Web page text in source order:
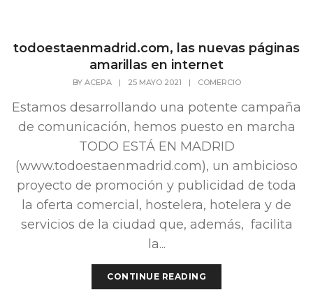
todoestaenmadrid.com, las nuevas páginas
amarillas en internet
BY ACEPA | 25 MAYO 2021 | COMERCIO
Estamos desarrollando una potente campaña
de comunicación, hemos puesto en marcha
TODO ESTÁ EN MADRID
(www.todoestaenmadrid.com), un ambicioso
proyecto de promoción y publicidad de toda
la oferta comercial, hostelera, hotelera y de
servicios de la ciudad que, además, facilita
la...
CONTINUE READING